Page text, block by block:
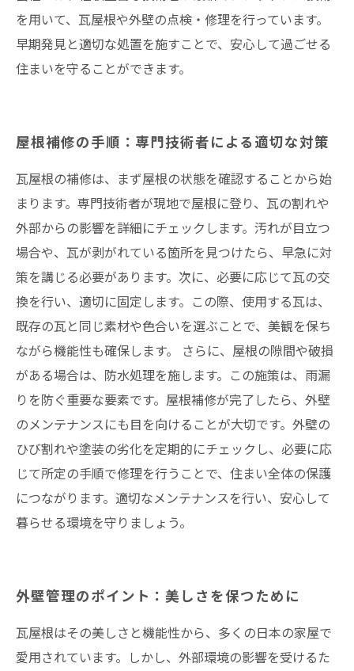
を用いて、瓦屋根や外壁の点検・修理を行っています。
早期発見と適切な処置を施すことで、安心して過ごせる
住まいを守ることができます。
屋根補修の手順：専門技術者による適切な対策
瓦屋根の補修は、まず屋根の状態を確認することから始
まります。専門技術者が現地で屋根に登り、瓦の割れや
外部からの影響を詳細にチェックします。汚れが目立つ
場合や、瓦が剥がれている箇所を見つけたら、早急に対
策を講じる必要があります。次に、必要に応じて瓦の交
換を行い、適切に固定します。この際、使用する瓦は、
既存の瓦と同じ素材や色合いを選ぶことで、美観を保ち
ながら機能性も確保します。 さらに、屋根の隙間や破損
がある場合は、防水処理を施します。この施策は、雨漏
りを防ぐ重要な要素です。屋根補修が完了したら、外壁
のメンテナンスにも目を向けることが大切です。外壁の
ひび割れや塗装の劣化を定期的にチェックし、必要に応
じて所定の手順で修理を行うことで、住まい全体の保護
につながります。適切なメンテナンスを行い、安心して
暮らせる環境を守りましょう。
外壁管理のポイント：美しさを保つために
瓦屋根はその美しさと機能性から、多くの日本の家屋で
愛用されています。しかし、外部環境の影響を受けるた